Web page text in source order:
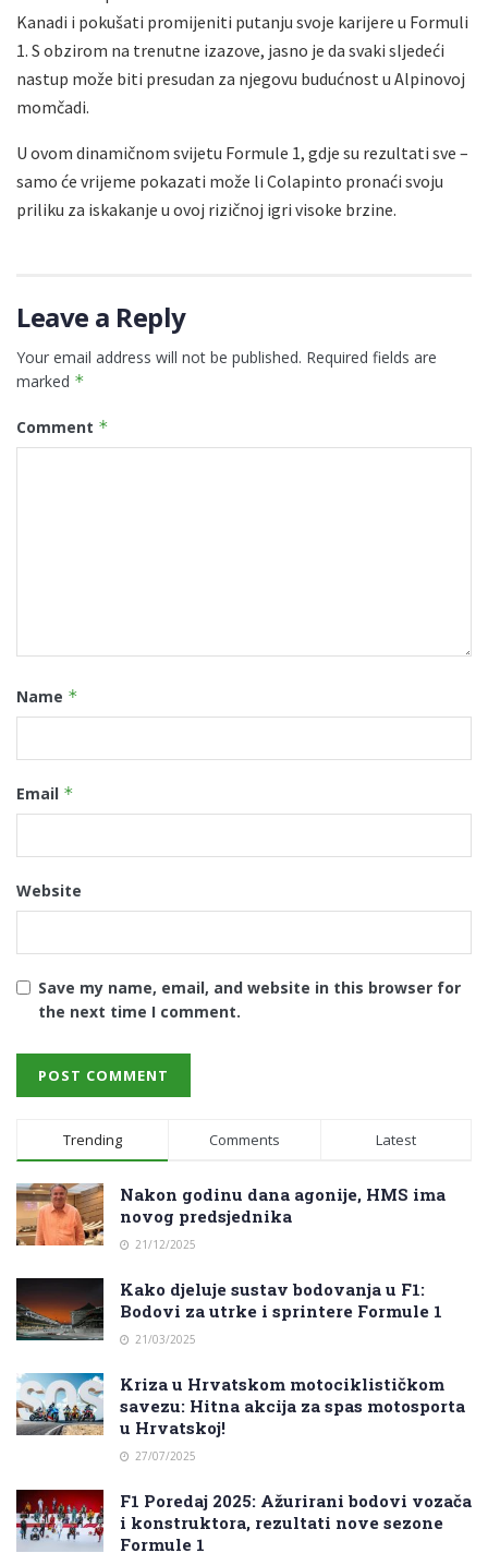
Kanadi i pokušati promijeniti putanju svoje karijere u Formuli
1. S obzirom na trenutne izazove, jasno je da svaki sljedeći
nastup može biti presudan za njegovu budućnost u Alpinovoj
momčadi.
U ovom dinamičnom svijetu Formule 1, gdje su rezultati sve –
samo će vrijeme pokazati može li Colapinto pronaći svoju
priliku za iskakanje u ovoj rizičnoj igri visoke brzine.
Leave a Reply
Your email address will not be published. Required fields are
marked *
Comment *
Name *
Email *
Website
Save my name, email, and website in this browser for
the next time I comment.
Trending Comments Latest
Nakon godinu dana agonije, HMS ima
novog predsjednika
21/12/2025
Kako djeluje sustav bodovanja u F1:
Bodovi za utrke i sprintere Formule 1
21/03/2025
Kriza u Hrvatskom motociklističkom
savezu: Hitna akcija za spas motosporta
u Hrvatskoj!
27/07/2025
F1 Poredaj 2025: Ažurirani bodovi vozača
i konstruktora, rezultati nove sezone
Formule 1